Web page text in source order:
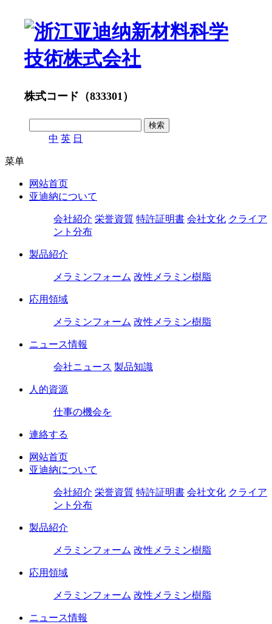
株式コード（833301）
中 英 日
菜单
网站首页
亚迪納について
会社紹介 栄誉資質 特許証明書 会社文化 クライア
ント分布
製品紹介
メラミンフォーム 改性メラミン樹脂
応用領域
メラミンフォーム 改性メラミン樹脂
ニュース情報
会社ニュース 製品知識
人的資源
仕事の機会を
連絡する
网站首页
亚迪納について
会社紹介 栄誉資質 特許証明書 会社文化 クライア
ント分布
製品紹介
メラミンフォーム 改性メラミン樹脂
応用領域
メラミンフォーム 改性メラミン樹脂
ニュース情報